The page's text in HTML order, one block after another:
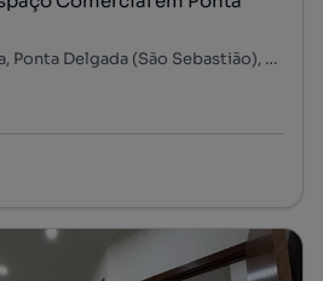
Avenida Natália Correia, Ponta Delgada (São Sebastião), Ponta Delgada, Ilha de São Miguel